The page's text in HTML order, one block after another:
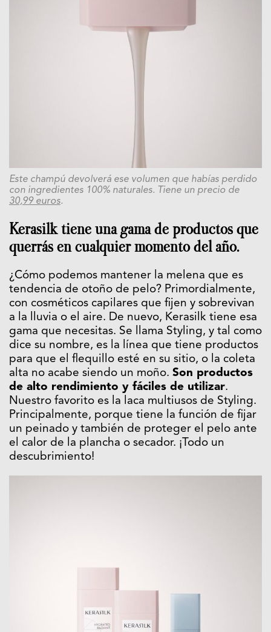
Este champú devolverá ese volumen que habías perdido
con ingredientes 100% naturales. Tiene un precio de
30,99 euros.
Kerasilk tiene una gama de productos que
querrás en cualquier momento del año.
¿Cómo podemos mantener la melena que es
tendencia de otoño de pelo? Primordialmente,
con cosméticos capilares que fijen y sobrevivan
a la lluvia o el aire. De nuevo, Kerasilk tiene esa
gama que necesitas. Se llama Styling, y tal como
dice su nombre, es la línea que tiene productos
para que el flequillo esté en su sitio, o la coleta
alta no acabe siendo un moño. Son productos
de alto rendimiento y fáciles de utilizar.
Nuestro favorito es la laca multiusos de Styling.
Principalmente, porque tiene la función de fijar
un peinado y también de proteger el pelo ante
el calor de la plancha o secador. ¡Todo un
descubrimiento!